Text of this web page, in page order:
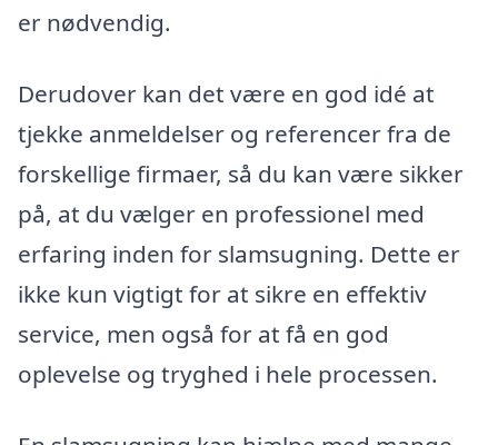
er nødvendig.
Derudover kan det være en god idé at
tjekke anmeldelser og referencer fra de
forskellige firmaer, så du kan være sikker
på, at du vælger en professionel med
erfaring inden for slamsugning. Dette er
ikke kun vigtigt for at sikre en effektiv
service, men også for at få en god
oplevelse og tryghed i hele processen.